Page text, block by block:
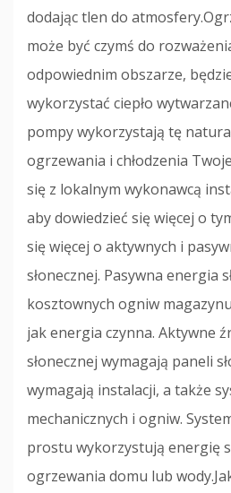
dodając tlen do
może być czymś do
odpowiednim obszarze,
wykorzystać ciepło
pompy wykorzystają tę
ogrzewania i chłodzenia
się z lokalnym wykonawcą
aby dowiedzieć się więcej o
się więcej o aktywnych i
słonecznej. Pasywna energia
kosztownych ogniw
jak energia czynna. Aktywne
słonecznej wymagają paneli
wymagają instalacji, a także
mechanicznych i ogniw.
prostu wykorzystują energię
ogrzewania domu lub